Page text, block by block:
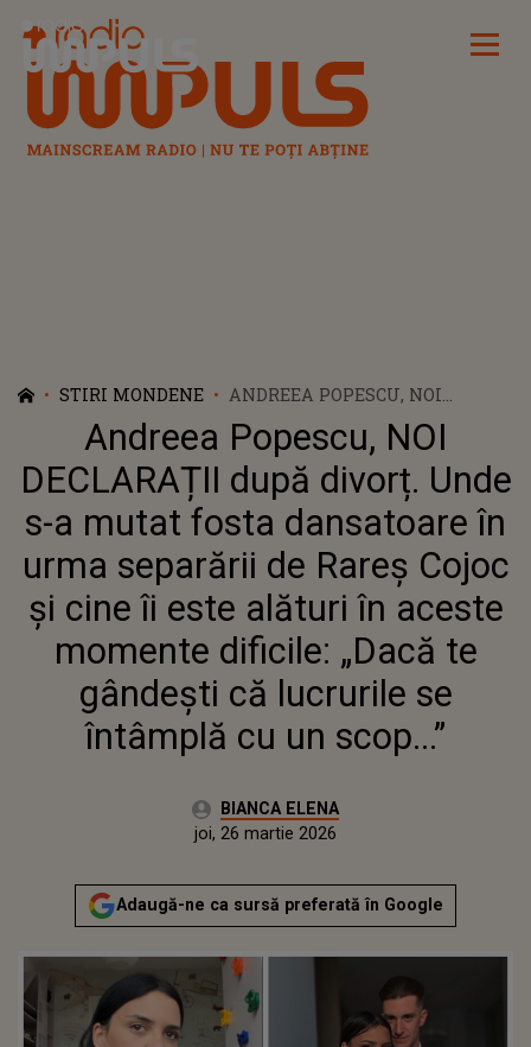
Radio Impuls
STIRI MONDENE
ANDREEA POPESCU, NOI
DECLARAȚII DUPĂ DIVORȚ.
UNDE S-A MUTAT FOSTA
DANSATOARE ÎN URMA
SEPARĂRII DE RAREȘ COJOC ȘI
CINE ÎI ESTE ALĂTURI ÎN
„DACĂ TE GÂNDEȘTI CĂ
LUCRURILE SE ÎNTÂMPLĂ CU
UN SCOP...”
Andreea Popescu, NOI
DECLARAȚII după divorț. Unde
s-a mutat fosta dansatoare în
urma separării de Rareș Cojoc
și cine îi este alături în aceste
momente dificile: „Dacă te
gândești că lucrurile se
întâmplă cu un scop...”
Autor:BIANCA ELENA
miercuri, 25 martie 2026Actualizat:
joi, 26 martie 2026
Adaugă-ne ca sursă preferată în Google